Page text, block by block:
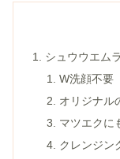
シュウウエム
W洗顔不要
オリジナル
マツエクに
クレンジン